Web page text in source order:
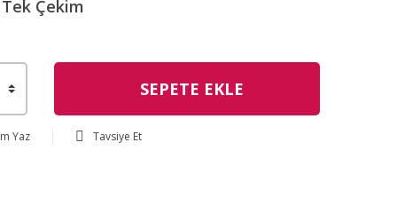
Tek Çekim
SEPETE EKLE
Yaz Tavsiye Et